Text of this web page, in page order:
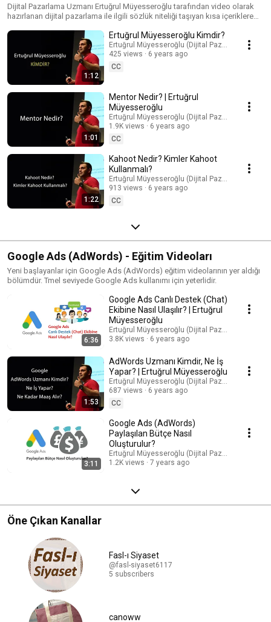
Dijital Pazarlama Uzmanı Ertuğrul Müyesseroğlu tarafından video olarak
hazırlanan dijital pazarlama ile ilgili sözlük niteliği taşıyan kısa içeriklere
Yeni Medya Sosyal Medya İnternet Reklamcılığı SEO (Arama Motoru
Optimizasyonu) Kişisel Markalaşma Markalaşma
1:12
Ertuğrul Müyesseroğlu Kimdir?
Ertuğrul Müyesseroğlu (Dijital Pazarlama
425 views
6 years ago
CC
1:01
Mentor Nedir? | Ertuğrul
Müyesseroğlu
Ertuğrul Müyesseroğlu (Dijital Pazarlama
1.9K views
6 years ago
CC
1:22
Kahoot Nedir? Kimler Kahoot
Kullanmalı?
Ertuğrul Müyesseroğlu (Dijital Pazarlama
913 views
6 years ago
CC
Google Ads (AdWords) - Eğitim Videoları
Yeni başlayanlar için Google Ads (AdWords) eğitim videolarının yer aldığı
bölümdür. Tmel seviyede Google Ads kullanımı için yeterlidir.
6:36
Google Ads Canlı Destek (Chat)
Ekibine Nasıl Ulaşılır? | Ertuğrul
Müyesseroğlu
Ertuğrul Müyesseroğlu (Dijital Pazarlama
3.8K views
6 years ago
1:53
AdWords Uzmanı Kimdir, Ne İş
Yapar? | Ertuğrul Müyesseroğlu
Ertuğrul Müyesseroğlu (Dijital Pazarlama
687 views
6 years ago
CC
3:11
Google Ads (AdWords)
Paylaşılan Bütçe Nasıl
Oluşturulur?
Ertuğrul Müyesseroğlu (Dijital Pazarlama
1.2K views
7 years ago
Öne Çıkan Kanallar
Fasl-ı Siyaset
@fasl-siyaset6117
5 subscribers
canoww